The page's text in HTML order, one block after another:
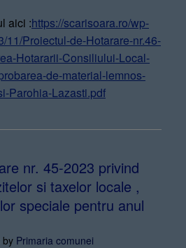
aici :https://scarisoara.ro/wp-
11/Proiectul-de-Hotarare-nr.46-
Hotararii-Consiliului-Local-
de-material-lemnos-
Parohia-Lazasti.pdf
nr. 45-2023 privind
si taxelor locale ,
speciale pentru anul
by Primaria comunei